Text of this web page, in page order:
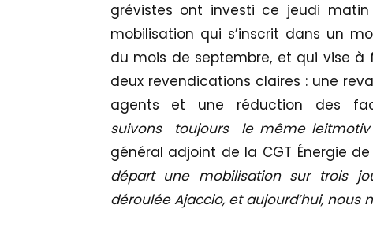
grévistes ont investi ce jeudi matin
mobilisation qui s’inscrit dans un
du mois de septembre, et qui vise
deux revendications claires : une
agents et une réduction des
suivons toujours le même leitmotiv
général adjoint de la CGT Énergie de
départ une mobilisation sur trois
déroulée Ajaccio, et aujourd’hui, nous